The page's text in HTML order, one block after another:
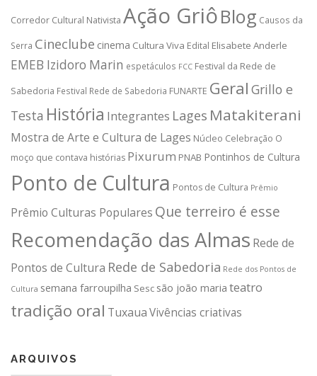
Corredor Cultural Nativista Ação GriôBlog Causos da
Serra Cineclube cinema Cultura Viva Edital Elisabete Anderle
EMEB Izidoro Marin espetáculos FCC Festival da Rede de
Sabedoria Festival Rede de Sabedoria FUNARTE Geral Grillo e
Testa História Integrantes Lages Matakiterani
Mostra de Arte e Cultura de Lages Núcleo Celebração O
moço que contava histórias Pixurum PNAB Pontinhos de Cultura
Ponto de Cultura Pontos de Cultura Prêmio
Prêmio Culturas Populares Que terreiro é esse
Recomendação das Almas Rede de
Pontos de Cultura Rede de Sabedoria Rede dos Pontos de
Cultura semana farroupilha Sesc são joão maria teatro
tradição oral TuxauaVivências criativas
ARQUIVOS